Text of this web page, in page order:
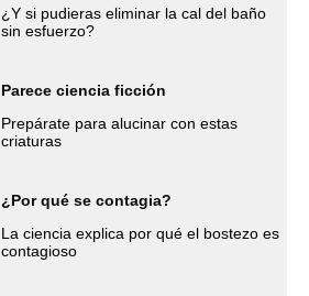
¿Y si pudieras eliminar la cal del baño
sin esfuerzo?
Parece ciencia ficción
Prepárate para alucinar con estas
criaturas
¿Por qué se contagia?
La ciencia explica por qué el bostezo es
contagioso